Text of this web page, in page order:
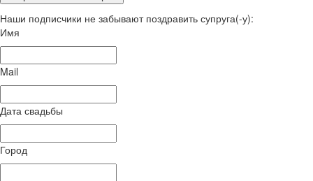
Наши подписчики не забывают поздравить супруга(-у):
Имя
Mail
Дата свадьбы
Город